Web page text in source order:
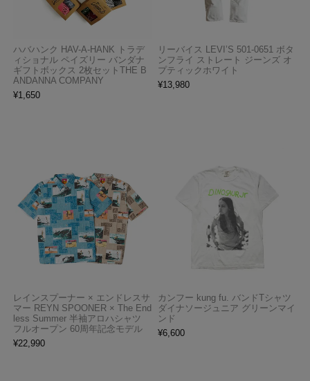
ハバハンク HAV-A-HANK トラデ
ィショナル ペイズリー バンダナ
ギフトボックス 2枚セットTHE B
ANDANNA COMPANY
¥1,650
リーバイス LEVI’S 501-0651 ボタ
ンフライ ストレート ジーンズ オ
プティックホワイト
¥13,980
レインスプーナー × エンドレスサ
マー REYN SPOONER × The End
less Summer 半袖アロハシャツ
フルオープン 60周年記念モデル
¥22,990
カンフー kung fu. バンドTシャツ
ダイナソージュニア グリーンマイ
ンド
¥6,600